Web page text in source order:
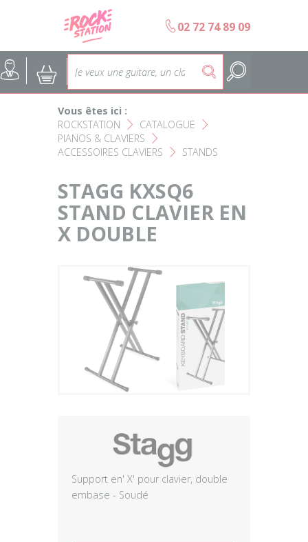
Choisir son instrument
Nos Magasins Rockstation
L'esprit Rockstation
Guitares
Basses
Pianos & Claviers
Batteries & Percussions
Instruments à vent
Plus
b 02 72 74 89 09
@ 5 :
Vous êtes ici :
ROCKSTATION F CATALOGUE F
PIANOS & CLAVIERS F
ACCESSOIRES CLAVIERS F STANDS
STAGG KXSQ6
STAND CLAVIER EN
X DOUBLE
Support en' X' pour clavier, double
embase - Soudé
Panneau de gestion des cookies